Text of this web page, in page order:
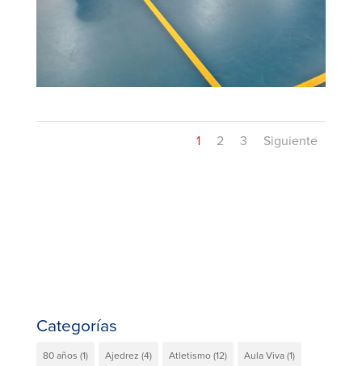
1 2 3 Siguiente
Categorías
80 años (1) Ajedrez (4) Atletismo(12) Aula Viva(1)